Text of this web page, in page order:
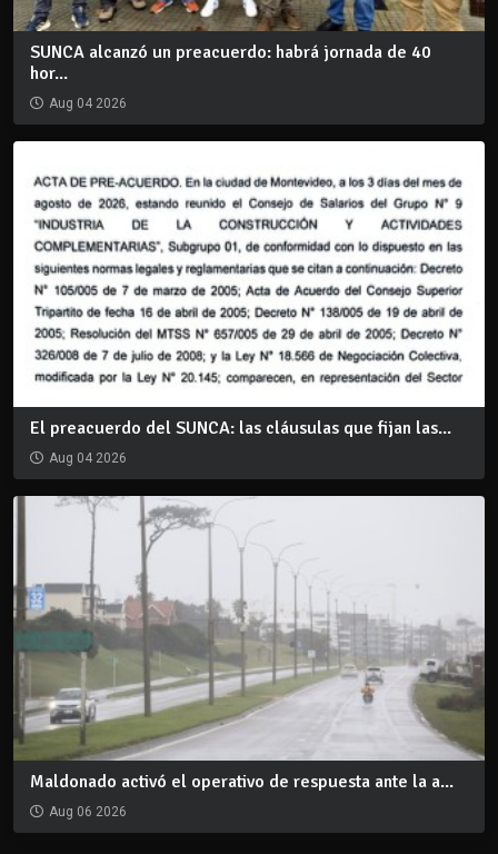
SUNCA alcanzó un preacuerdo: habrá jornada de 40
hor...
Aug 04 2026
El preacuerdo del SUNCA: las cláusulas que fijan las...
Aug 04 2026
Maldonado activó el operativo de respuesta ante la a...
Aug 06 2026